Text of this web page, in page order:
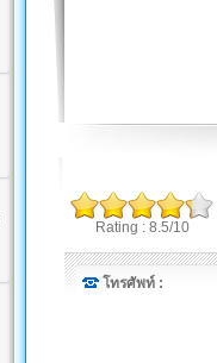
Rating : 8.5/10
โทรศัพท์ :